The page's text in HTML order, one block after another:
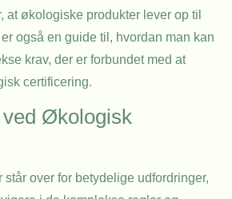
at økologiske produkter lever op til
også en guide til, hvordan man kan
krav, der er forbundet med at
certificering.
Økologisk
står over for betydelige udfordringer,